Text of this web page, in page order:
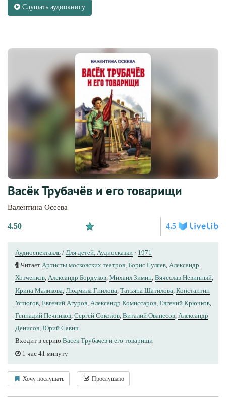
Слушать аудиокнигу
Васёк Трубачёв и его товарищи
Валентина Осеева
4.50 4.5
Аудиоспектакль / Для детей, Аудиосказки · 1971
Читает Артисты московских театров, Борис Гуляев, Александр
Хотченков, Александр Бордуков, Михаил Зимин, Вячеслав Невинный,
Ирина Маликова, Людмила Гнилова, Татьяна Шатилова, Константин
Устюгов, Евгений Агуров, Александр Комиссаров, Евгений Крючков,
Геннадий Печников, Сергей Соколов, Виталий Ованесов, Александр
Денисов, Юрий Савич
Входит в серию Васек Трубачев и его товарищи
1 час 41 минуту
Хочу послушать Прослушано